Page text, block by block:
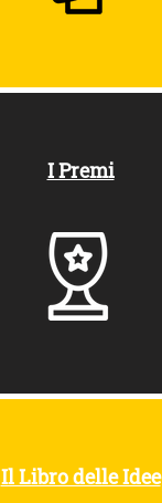
I Premi
Il Libro delle Idee